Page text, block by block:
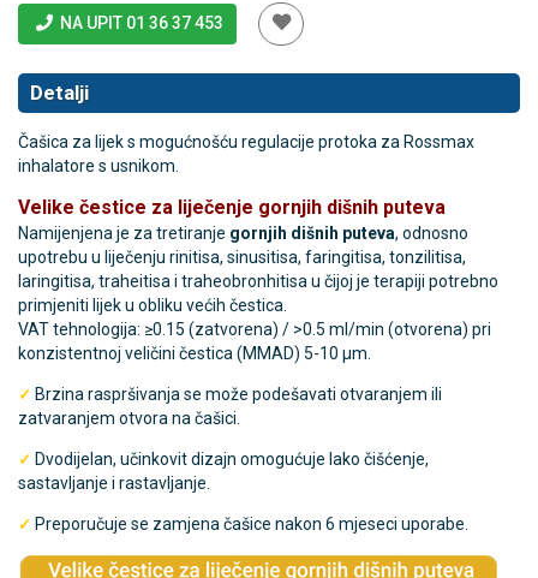
NA UPIT 01 36 37 453
Detalji
Čašica za lijek s mogućnošću regulacije protoka za Rossmax
inhalatore s usnikom.
Velike čestice za liječenje gornjih dišnih puteva
Namijenjena je za tretiranje gornjih dišnih puteva, odnosno
upotrebu u liječenju rinitisa, sinusitisa, faringitisa, tonzilitisa,
laringitisa, traheitisa i traheobronhitisa u čijoj je terapiji potrebno
primjeniti lijek u obliku većih čestica.
VAT tehnologija: ≥0.15 (zatvorena) / >0.5 ml/min (otvorena) pri
konzistentnoj veličini čestica (MMAD) 5-10 μm.
✓ Brzina raspršivanja se može podešavati otvaranjem ili
zatvaranjem otvora na čašici.
✓ Dvodijelan, učinkovit dizajn omogućuje lako čišćenje,
sastavljanje i rastavljanje.
✓ Preporučuje se zamjena čašice nakon 6 mjeseci uporabe.